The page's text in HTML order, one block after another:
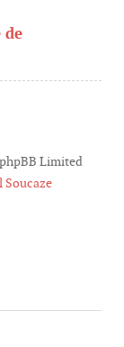
de
Limited
Soucaze